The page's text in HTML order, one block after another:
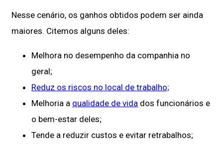
Nesse cenário, os ganhos obtidos podem ser ainda
maiores. Citemos alguns deles:
Melhora no desempenho da companhia no
geral;
Reduz os riscos no local de trabalho;
Melhoria a qualidade de vida dos funcionários e
o bem-estar deles;
Tende a reduzir custos e evitar retrabalhos;